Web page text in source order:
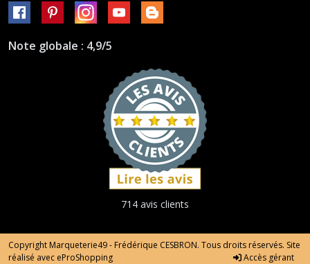
Note globale : 4,9/5
714 avis clients
Copyright Marqueterie49 - Frédérique CESBRON. Tous droits réservés. Site
réalisé avec eProShopping Accès gérant